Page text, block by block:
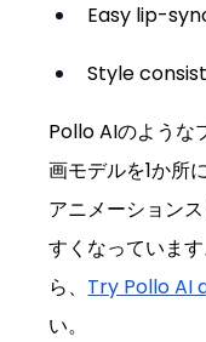
Easy lip-
Style
Pollo AIのような
画モデルを1か所
アニメーション
すくなっていま
ら、 Try Pollo AI
い。